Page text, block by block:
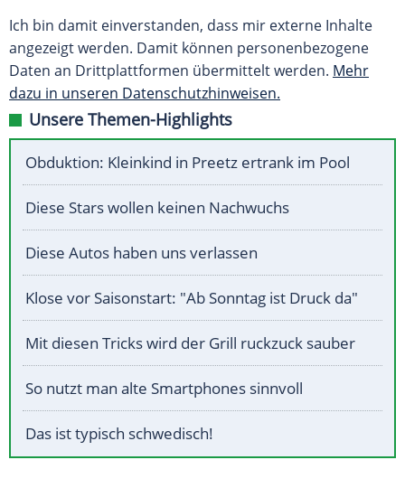
Ich bin damit einverstanden, dass mir externe Inhalte
angezeigt werden. Damit können personenbezogene
Daten an Drittplattformen übermittelt werden. Mehr
dazu in unseren Datenschutzhinweisen.
Unsere Themen-Highlights
Obduktion: Kleinkind in Preetz ertrank im Pool
Diese Stars wollen keinen Nachwuchs
Diese Autos haben uns verlassen
Klose vor Saisonstart: "Ab Sonntag ist Druck da"
Mit diesen Tricks wird der Grill ruckzuck sauber
So nutzt man alte Smartphones sinnvoll
Das ist typisch schwedisch!